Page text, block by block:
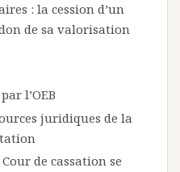
: la cession d’un
de sa valorisation
l’OEB
juridiques de la
de cassation se